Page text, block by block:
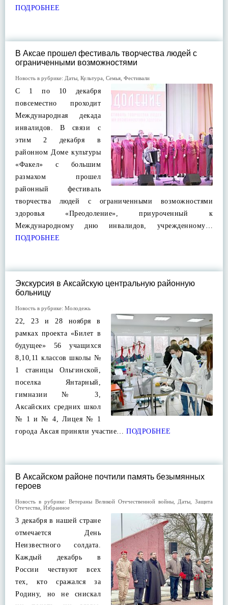
ПОДРОБНЕЕ
В Аксае прошел фестиваль творчества людей с
ограниченными возможностями
Новость в рубрике: Даты Культура Семья Фестивали
С 1 по 10 декабря
повсеместно проходит
Международная декада
инвалидов. В связи с
этим 2 декабря в
районном Доме культуры
«Факел» с большим
размахом прошел
районный фестиваль
творчества людей с ограниченными возможностями
здоровья «Преодоление», приуроченный к
Международному дню инвалидов, учрежденному…
ПОДРОБНЕЕ
Экскурсия в Аксайскую центральную районную
больницу
Новость в рубрике: Молодежь
22, 23 и 28 ноября в
рамках проекта «Билет в
будущее» 56 учащихся
8,10,11 классов школы №
1 станицы Ольгинской,
поселка Янтарный,
гимназии № 3,
Аксайских средних школ
№ 1 и № 4, Лицея № 1
города Аксая приняли участие… ПОДРОБНЕЕ
В Аксайском районе почтили память безымянных
героев
Новость в рубрике:Ветераны Великой Отечественной войны, Даты
Защита
Отечества Избранное
3 декабря в нашей стране
отмечается День
Неизвестного солдата.
Каждый декабрь в
России чествуют всех
тех, кто сражался за
Родину, но не снискал